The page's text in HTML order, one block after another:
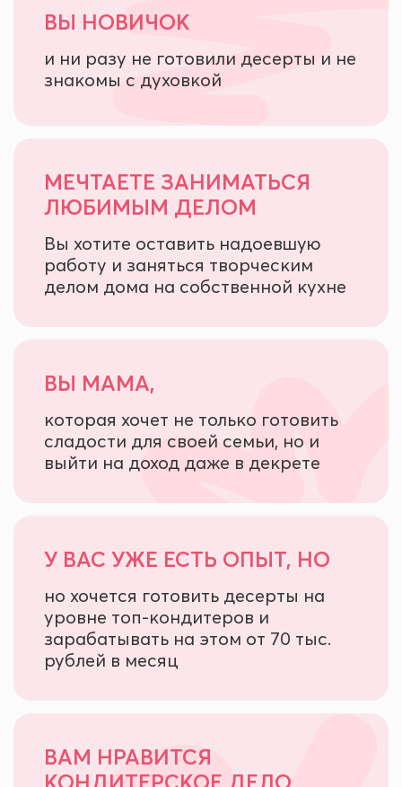
ВЫ НОВИЧОК
и ни разу не готовили десерты и не
знакомы с духовкой
МЕЧТАЕТЕ ЗАНИМАТЬСЯ
ЛЮБИМЫМ ДЕЛОМ
Вы хотите оставить надоевшую
работу и заняться творческим
делом дома на собственной кухне
ВЫ МАМА,
которая хочет не только готовить
сладости для своей семьи, но и
выйти на доход даже в декрете
У ВАС УЖЕ ЕСТЬ ОПЫТ, НО
но хочется готовить десерты на
уровне топ-кондитеров и
зарабатывать на этом от 70 тыс.
рублей в месяц
ВАМ НРАВИТСЯ
КОНДИТЕРСКОЕ ДЕЛО